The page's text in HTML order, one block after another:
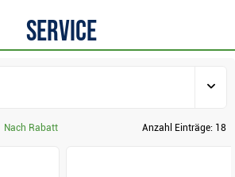
Service
Nach Rabatt Anzahl Einträge: 18